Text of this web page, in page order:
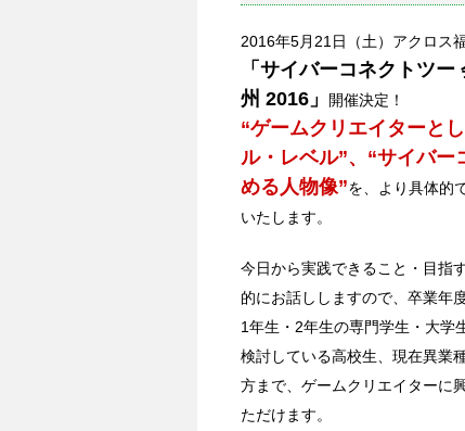
2016年5月21日（土）アクロス
「サイバーコネクトツ
州 2016」
開催決定！
“ゲームクリエイターと
ル・レベル”、“サイバー
める人物像”を、より具体的
いたします。
今日から実践できること・目指
的にお話ししますので、卒業年
1年生・2年生の専門学生・大学
検討している高校生、現在異業
方まで、ゲームクリエイターに
ただけます。